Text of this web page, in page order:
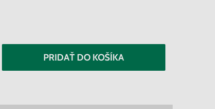
PRIDAŤ DO KOŠÍKA